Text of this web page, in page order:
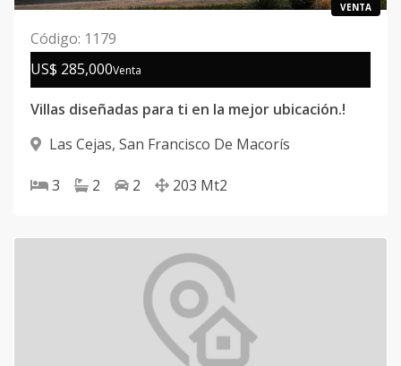
VENTA
Código: 1179
US$ 285,000Venta
Villas diseñadas para ti en la mejor ubicación.!
Las Cejas, San Francisco De Macorís
3 2 2 203 Mt2